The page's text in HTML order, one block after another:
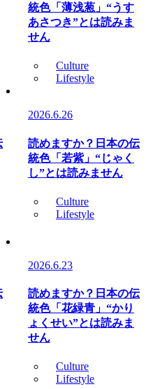
統色「薄浅葱」“うす
あさつき”とは読みま
せん
Culture
Lifestyle
2026.6.26
読めますか？日本の伝
統色「若紫」“じゃく
し”とは読みません
Culture
Lifestyle
2026.6.23
読めますか？日本の伝
統色「花緑青」“かり
ょくせい”とは読みま
せん
Culture
Lifestyle